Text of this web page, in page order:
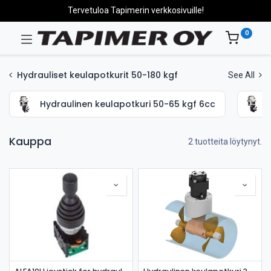
Tervetuloa Tapimerin verkkosivuille!
0
Hydrauliset keulapotkurit 50-180 kgf See All
Hydraulinen keulapotkuri 50-65 kgf 6cc
Kauppa 2 tuotteita löytynyt.